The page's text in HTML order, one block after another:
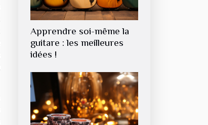
Apprendre soi-même la
guitare : les meilleures
idées !